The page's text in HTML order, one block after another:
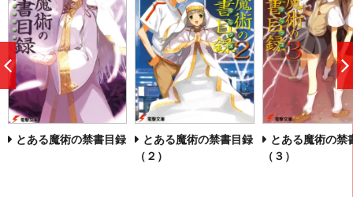
とある魔術の禁書目録
とある魔術の禁書目録
（２）
とある魔術の禁
（３）
へ